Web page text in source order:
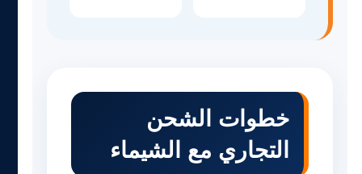
خطوات الشحن
التجاري مع الشيماء